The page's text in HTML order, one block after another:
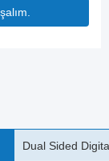
Ultra Thin LED